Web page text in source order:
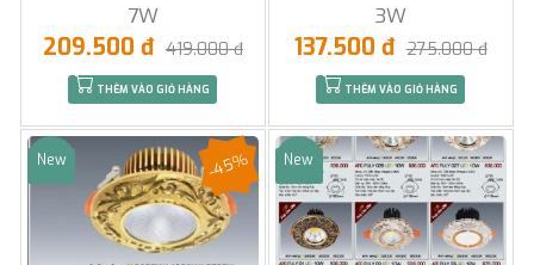
7W
209.500 đ 419.000 đ
THÊM VÀO GIỎ HÀNG
3W
137.500 đ 275.000 đ
THÊM VÀO GIỎ HÀNG
Sale
New -45% Sale
New